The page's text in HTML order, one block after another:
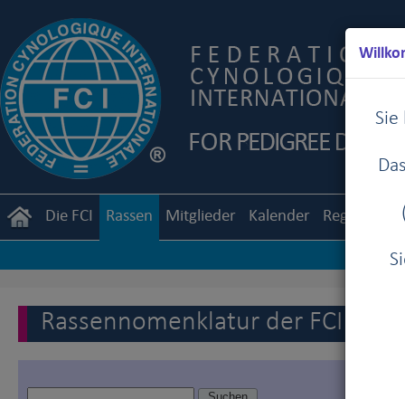
Sie
Die FCI Rassen Mitglieder Kalender Reglemente
Rassennomenklatur der FCI